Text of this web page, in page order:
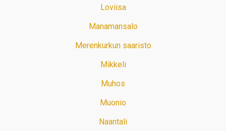
Loviisa
Manamansalo
Merenkurkun saaristo
Mikkeli
Muhos
Muonio
Naantali